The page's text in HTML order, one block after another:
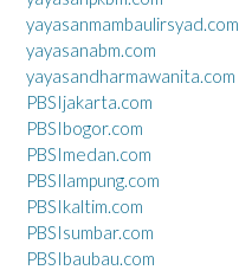
yayasanmambaulirsyad.com
yayasanabm.com
yayasandharmawanita.com
PBSIjakarta.com
PBSIbogor.com
PBSImedan.com
PBSIlampung.com
PBSIkaltim.com
PBSIsumbar.com
PBSIbaubau.com